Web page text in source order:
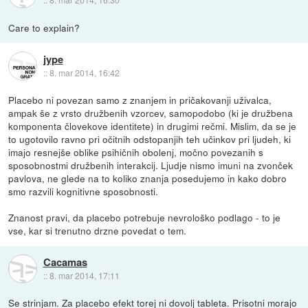
Care to explain?
jype
::8. mar 2014, 16:42
Placebo ni povezan samo z znanjem in pričakovanji uživalca,
ampak še z vrsto družbenih vzorcev, samopodobo (ki je družbena
komponenta človekove identitete) in drugimi rečmi. Mislim, da se je
to ugotovilo ravno pri očitnih odstopanjih teh učinkov pri ljudeh, ki
imajo resnejše oblike psihičnih obolenj, močno povezanih s
sposobnostmi družbenih interakcij. Ljudje nismo imuni na zvonček
pavlova, ne glede na to koliko znanja posedujemo in kako dobro
smo razvili kognitivne sposobnosti.
Znanost pravi, da placebo potrebuje nevrološko podlago - to je
vse, kar si trenutno drzne povedat o tem.
Cacamas
::8. mar 2014, 17:11
Se strinjam. Za placebo efekt torej ni dovolj tableta. Prisotni morajo